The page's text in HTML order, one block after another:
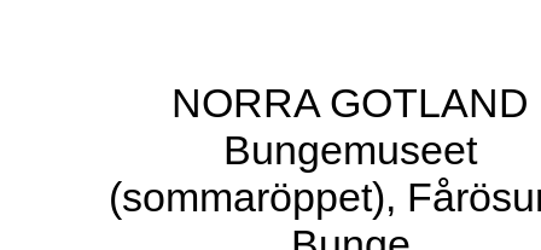
NORRA GOTLAND
Bungemuseet
(sommaröppet),